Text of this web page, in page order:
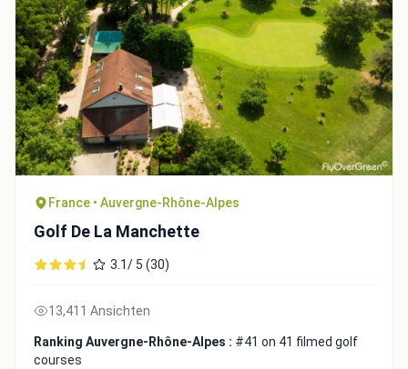
France • Auvergne-Rhône-Alpes
Golf De La Manchette
3.1/ 5 (30)
13,411 Ansichten
Ranking Auvergne-Rhône-Alpes : #41 on 41 filmed golf
courses